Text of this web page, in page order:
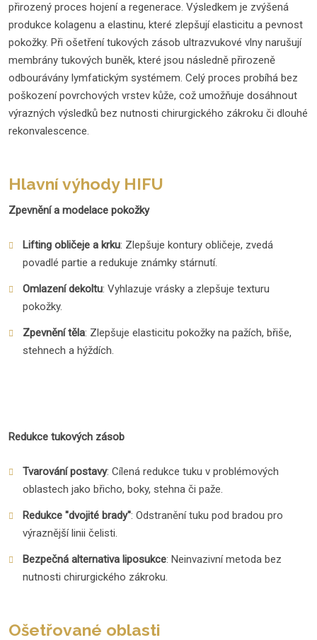
přirozený proces hojení a regenerace. Výsledkem je zvýšená
produkce kolagenu a elastinu, které zlepšují elasticitu a pevnost
pokožky. Při ošetření tukových zásob ultrazvukové vlny narušují
membrány tukových buněk, které jsou následně přirozeně
odbourávány lymfatickým systémem. Celý proces probíhá bez
poškození povrchových vrstev kůže, což umožňuje dosáhnout
výrazných výsledků bez nutnosti chirurgického zákroku či dlouhé
rekonvalescence.
Hlavní výhody HIFU
Zpevnění a modelace pokožky
Lifting obličeje a krku: Zlepšuje kontury obličeje, zvedá
povadlé partie a redukuje známky stárnutí.
Omlazení dekoltu: Vyhlazuje vrásky a zlepšuje texturu
pokožky.
Zpevnění těla: Zlepšuje elasticitu pokožky na pažích, břiše,
stehnech a hýždích.
Redukce tukových zásob
Tvarování postavy: Cílená redukce tuku v problémových
oblastech jako břicho, boky, stehna či paže.
Redukce "dvojité brady": Odstranění tuku pod bradou pro
výraznější linii čelisti.
Bezpečná alternativa liposukce: Neinvazivní metoda bez
nutnosti chirurgického zákroku.
Ošetřované oblasti